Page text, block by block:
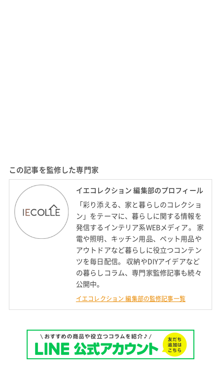
この記事を監修した専門家
イエコレクション 編集部のプロフィール
「彩り添える、家と暮らしのコレクショ
ン」をテーマに、暮らしに関する情報を
発信するインテリア系WEBメディア。 家
電や照明、キッチン用品、ペット用品や
アウトドアなど暮らしに役立つコンテン
ツを毎日配信。 収納やDIYアイデアなど
の暮らしコラム、専門家監修記事も続々
公開中。
イエコレクション 編集部の監修記事一覧